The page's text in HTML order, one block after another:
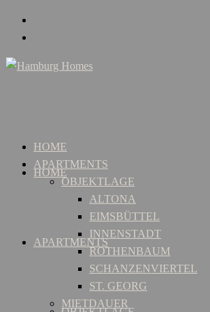
HOME
APARTMENTS
HOME
APARTMENTS
OBJEKTLAGE
ALTONA
EIMSBÜTTEL
INNENSTADT
ROTHENBAUM
SCHANZENVIERTEL
ST. GEORG
MIETDAUER